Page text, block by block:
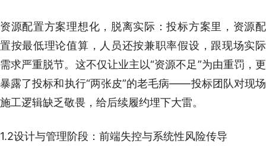
资源配置方案理想化，脱离实际：投标方案里，资源配
置按最低理论值算，人员还按兼职率假设，跟现场实际
需求严重脱节。这不仅让业主以“资源不足”为由重罚，更
暴露了投标和执行“两张皮”的老毛病——投标团队对现场
施工逻辑缺乏敬畏，给后续履约埋下大雷。
1.2设计与管理阶段：前端失控与系统性风险传导